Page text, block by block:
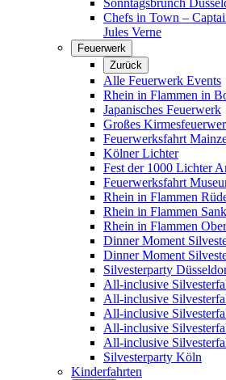
Sonntagsbrunch
Chefs in Town –
Jules Verne
Feuerwerk
Zurück
Alle Feuerwerk Events
Rhein in Flammen in
Japanisches Feuerwerk
Großes
Feuerwerksfahrt
Kölner Lichter
Fest der 1000 Lichter
Feuerwerksfahrt
Rhein in Flammen
Rhein in Flammen
Rhein in Flammen
Dinner Moment
Dinner Moment
Silvesterparty
All-inclusive
All-inclusive
All-inclusive
All-inclusive
All-inclusive
Silvesterparty Köln
Kinderfahrten